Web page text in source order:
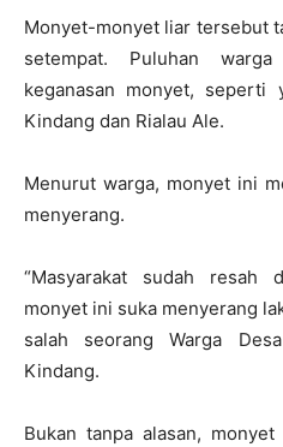
Monyet-monyet liar tersebut
setempat. Puluhan
keganasan monyet, seperti
Kindang dan Rialau Ale.
Menurut warga, monyet ini
menyerang.
“Masyarakat sudah resah
monyet ini suka menyerang
salah seorang Warga
Kindang.
Bukan tanpa alasan,